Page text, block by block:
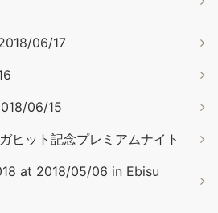
06/17
06/15
ヒット記念プレミアムナイト
at 2018/05/06 in Ebisu